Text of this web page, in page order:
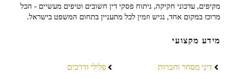
מקיפים, עדכוני חקיקה, ניתוח פסקי דין חשובים וטיפים מעשיים - הכל
מרוכז במקום אחד, נגיש וזמין לכל מתעניין בתחום המשפט בישראל.
מידע מקצועי
דיני מסחר וחברות
פלילי ודרכים